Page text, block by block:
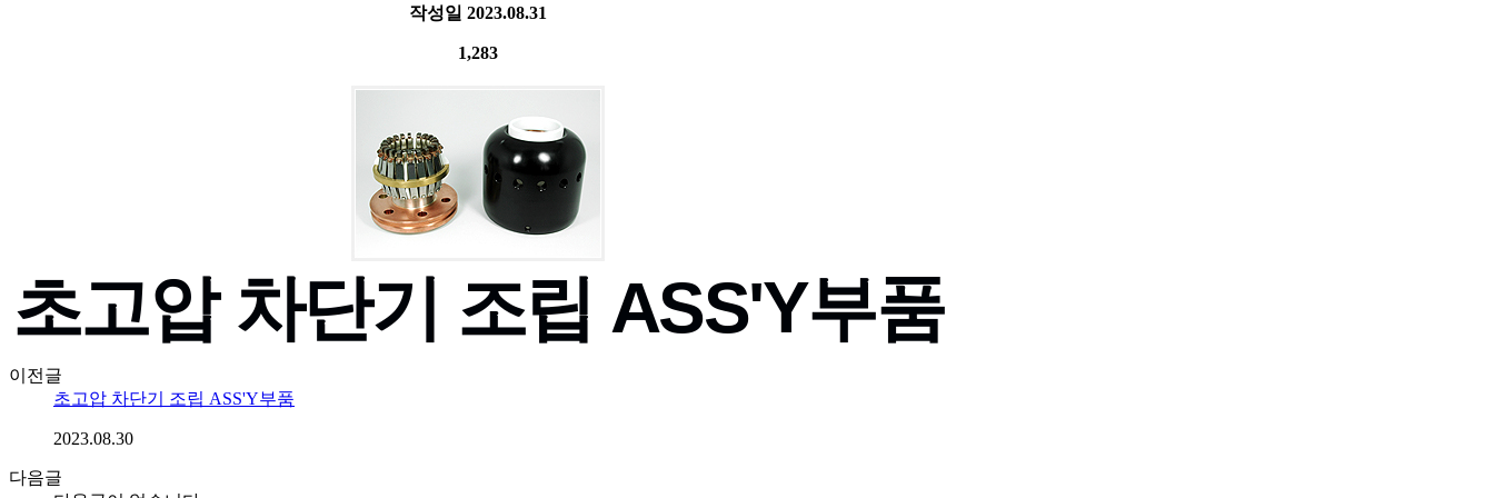
작성일 2023.08.31
1,283
초고압 차단기 조립 ASS'Y부품
이전글
초고압 차단기 조립 ASS'Y부품
2023.08.30
다음글